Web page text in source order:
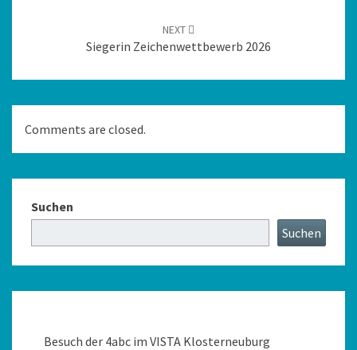
NEXT
Siegerin Zeichenwettbewerb 2026
Comments are closed.
Suchen
Suchen
Besuch der 4abc im VISTA Klosterneuburg